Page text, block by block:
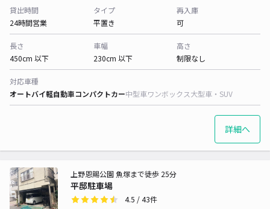
貸出時間
24時間営業
タイプ
平置き
再入庫
可
長さ
450cm 以下
車幅
230cm 以下
高さ
制限なし
対応車種
オートバイ軽自動車コンパクトカー中型車ワンボックス大型車・SUV
詳細へ
平邸駐車場
上野恩賜公園 魚塚まで徒歩 25分
4.5 / 43件